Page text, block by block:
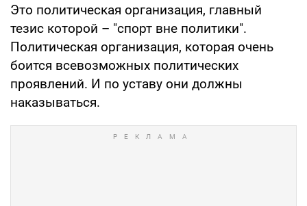
Это политическая организация, главный
тезис которой – "спорт вне политики".
Политическая организация, которая очень
боится всевозможных политических
проявлений. И по уставу они должны
наказываться.